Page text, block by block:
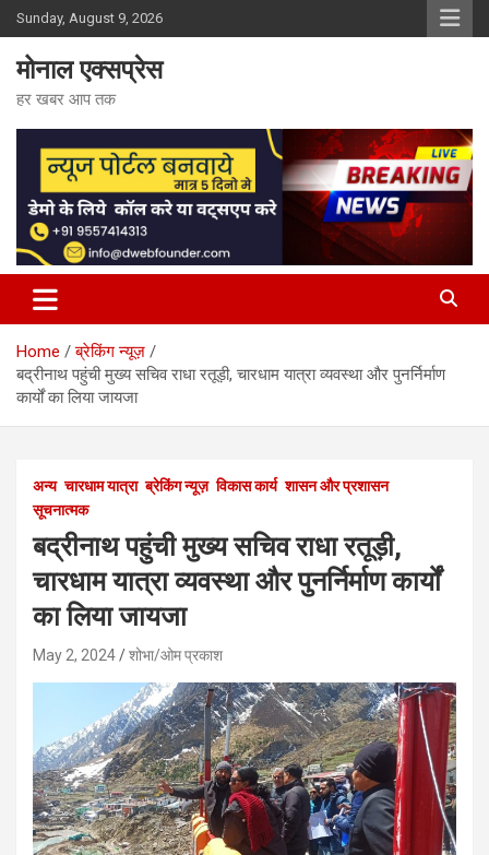
Skip
to
content
Sunday, August 9, 2026
मोनाल एक्सप्रेस
हर खबर आप तक
Home
ब्रेकिंग न्यूज़
बद्रीनाथ पहुंची मुख्य सचिव राधा रतूड़ी, चारधाम यात्रा व्यवस्था और पुनर्निर्माण
कार्यों का लिया जायजा
अन्य चारधाम यात्रा ब्रेकिंग न्यूज़ विकास कार्य शासन और प्रशासन
सूचनात्मक
बद्रीनाथ पहुंची मुख्य सचिव राधा रतूड़ी,
चारधाम यात्रा व्यवस्था और पुनर्निर्माण कार्यों
का लिया जायजा
May 2, 2024 शोभा/ओम प्रकाश